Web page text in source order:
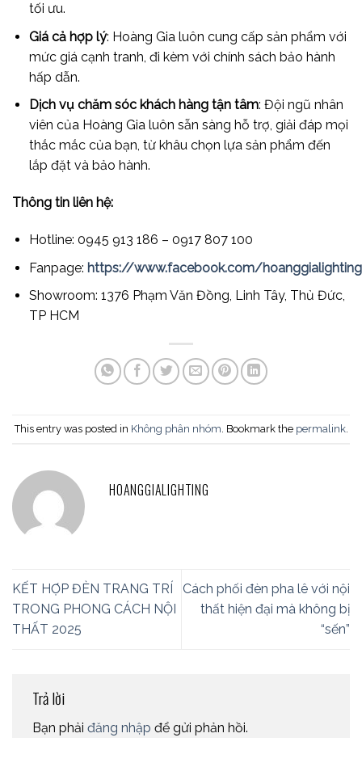
tối ưu.
Giá cả hợp lý: Hoàng Gia luôn cung cấp sản phẩm với
mức giá cạnh tranh, đi kèm với chính sách bảo hành
hấp dẫn.
Dịch vụ chăm sóc khách hàng tận tâm: Đội ngũ nhân
viên của Hoàng Gia luôn sẵn sàng hỗ trợ, giải đáp mọi
thắc mắc của bạn, từ khâu chọn lựa sản phẩm đến
lắp đặt và bảo hành.
Thông tin liên hệ:
Hotline: 0945 913 186 – 0917 807 100
Fanpage: https://www.facebook.com/
Showroom: 1376 Phạm Văn Đồng, Linh Tây, Thủ Đức,
TP HCM
This entry was posted in Không phân nhóm . Bookmark the permalink.
HOANGGIALIGHTING
KẾT HỢP ĐÈN TRANG TRÍ
TRONG PHONG CÁCH NỘI
THẤT 2025
Cách phối đèn pha lê với nội
thất hiện đại mà không bị
“sến”
Trả lời
Bạn phải đăng nhập để gửi phản hồi.